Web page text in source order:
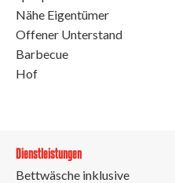
Nähe Eigentümer
Offener Unterstand
Barbecue
Hof
Dienstleistungen
Bettwäsche inklusive